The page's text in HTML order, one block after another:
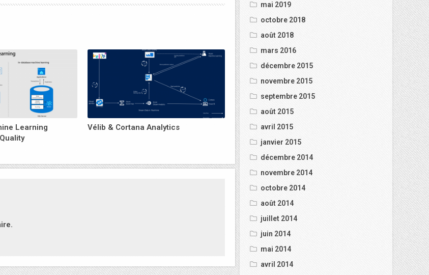
Learning
Vélib & Cortana Analytics
mai 2019
octobre 2018
août 2018
mars 2016
décembre 2015
novembre 2015
septembre 2015
août 2015
avril 2015
janvier 2015
décembre 2014
novembre 2014
octobre 2014
août 2014
juillet 2014
juin 2014
mai 2014
avril 2014